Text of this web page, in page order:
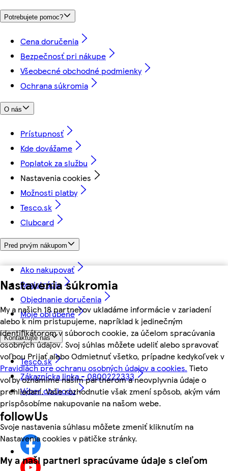
Nastavenia súkromia
My a našich 18 partnerov ukladáme informácie v zariadení
alebo k nim pristupujeme, napríklad k jedinečným
identifikátorom v súboroch cookie, za účelom spracúvania
osobných údajov. Svoj súhlas môžete udeliť alebo spravovať
voľbou Prijať alebo Odmietnuť všetko, prípadne kedykoľvek v
Pravidlách pre ochranu osobných údajov a cookies. Tieto
voľby oznámime našim partnerom a neovplyvnia údaje o
prehliadaní. Vaše rozhodnutie však zmení spôsob, akým vám
prispôsobíme nakupovanie na našom webe.
Svoje nastavenia súhlasu môžete zmeniť kliknutím na
Nastavenia cookies v pätičke stránky.
My a naši partneri spracúvame údaje s cieľom
Potrebujete pomoc?
Cena doručenia
Bezpečnosť pri nákupe
Všeobecné obchodné podmienky
Ochrana súkromia
O nás
Prístupnosť
Kde dovážame
Poplatok za službu
Nastavenia cookies
Možnosti platby
Tesco.sk
Clubcard
Pred prvým nákupom
Ako nakupovať
Registrácia
Objednanie doručenia
Moje obľúbené
Kontaktujte nás
Tesco.sk
Zákaznícka linka - 0800222333
Výber obchodu
followUs